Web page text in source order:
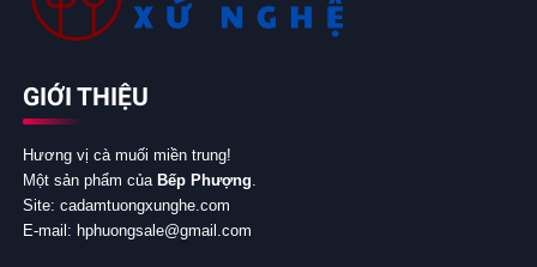
GIỚI THIỆU
Hương vị cà muối miền trung!
Một sản phẩm của Bếp Phượng.
Site: cadamtuongxunghe.com
E-mail: hphuongsale@gmail.com